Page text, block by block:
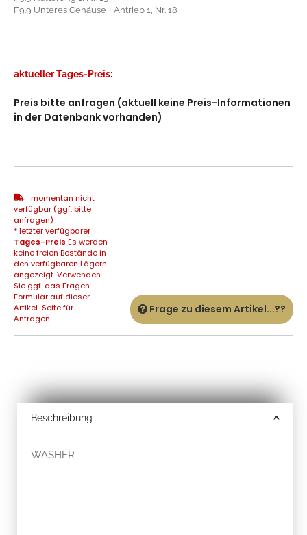
F9.9 Unteres Gehäuse + Antrieb 1, Nr. 18
aktueller Tages-Preis:
Preis bitte anfragen (aktuell keine Preis-Informationen
in der Datenbank vorhanden)
momentan nicht
verfügbar (ggf. bitte
anfragen)
* letzter verfügbarer
Tages-Preis Es werden
keine freien Bestände in
den verfügbaren Lägern
angezeigt. Verwenden
Sie ggf. das Fragen-
Formular auf dieser
Artikel-Seite für
Anfragen...
Frage zu diesem Artikel...??
Beschreibung
WASHER